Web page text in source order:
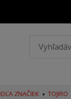
ZNAČIEK TOJIRO